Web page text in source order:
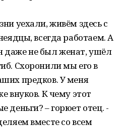
уехали, живём здесь с
всегда работаем. А
даже не был женат, ушёл
Схоронили мы его в
предков. У меня
внуков. К чему этот
деньги? – горюет отец. -
вместе со всем